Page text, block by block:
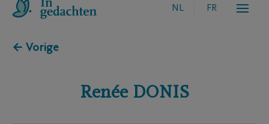
NL FR
← Vorige
Renée DONIS